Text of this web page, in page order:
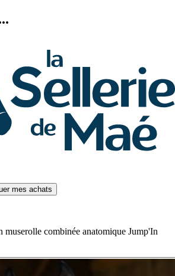
mes achats
muserolle combinée anatomique Jump'In